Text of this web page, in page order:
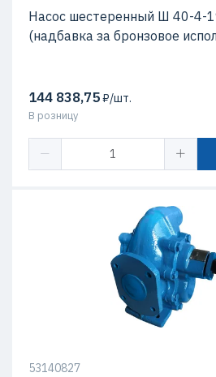
Насос шестеренный Ш 40-4-
(надбавка за бронзовое
144 838,75₽/шт.
В розницу
53140827